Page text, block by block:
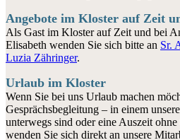
Angebote im Kloster auf Zeit
Als Gast im Kloster auf Zeit und bei
Elisabeth wenden Sie sich bitte an Sr.
Luzia Zähringer.
Urlaub im Kloster
Wenn Sie bei uns Urlaub machen
Gesprächsbegleitung – in einem
unterwegs sind oder eine Auszeit
wenden Sie sich direkt an unsere